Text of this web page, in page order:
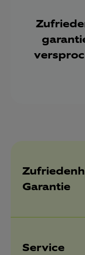
Garantie
Service